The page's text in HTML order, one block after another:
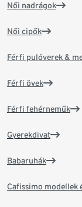
Női nadrágok
Női cipők
Férfi pulóverek &
Férfi övek
Férfi fehérneműk
Gyerekdivat
Babaruhák
Cafissimo modellek